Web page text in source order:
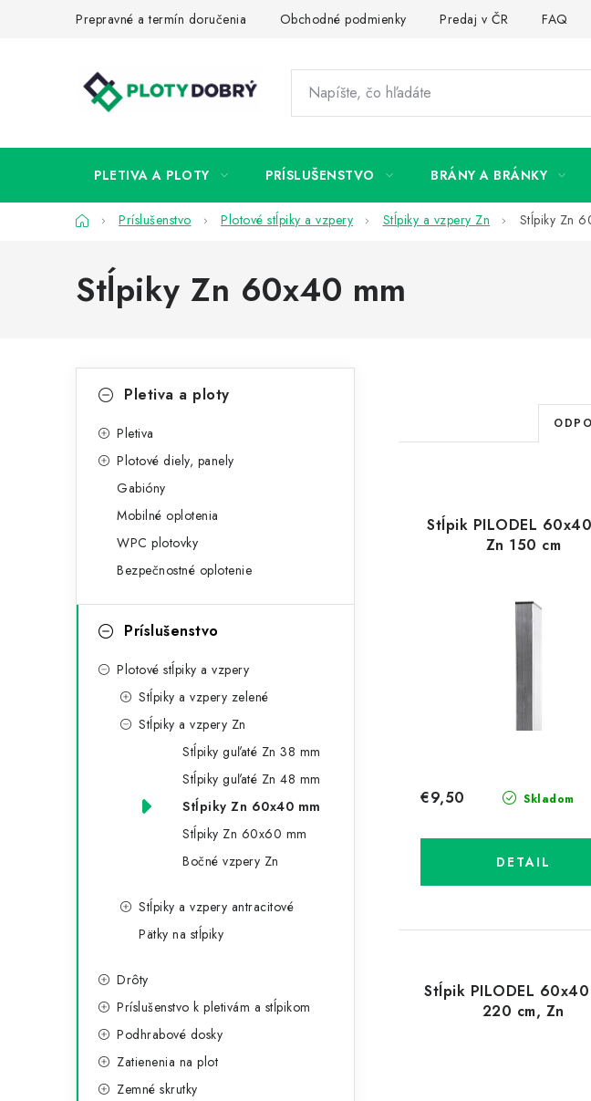
Prepravné a termín doručenia Obchodné podmienky Predaj v ČR FAQ
PLETIVA A PLOTY PRÍSLUŠENSTVO BRÁNY A BRÁNKY
DomovPríslušenstvo Plotové stĺpiky a vzpery Stĺpiky a vzpery Zn Stĺpiky Zn
Stĺpiky Zn 60x40 mm
kategóriePletiva a ploty
Pletiva
Plotové diely, panely
Gabióny
Mobilné oplotenia
WPC plotovky
Bezpečnostné oplotenie
Príslušenstvo
Plotové stĺpiky a vzpery
Stĺpiky a vzpery zelené
Stĺpiky a vzpery Zn
Stĺpiky guľaté Zn 38 mm
Stĺpiky guľaté Zn 48 mm
Stĺpiky Zn 60x40 mm
Stĺpiky Zn 60x60 mm
Bočné vzpery Zn
Stĺpiky a vzpery antracitové
Pätky na stĺpiky
Drôty
Príslušenstvo k pletivám a stĺpikom
Podhrabové dosky
Zatienenia na plot
Zemné skrutky
R
a
e
n
i
o
u
k
t
v
o
Stĺpik PILODEL
Zn 150 cm
Skladom
€9,50
DETAIL
Stĺpik PILODEL 60x40
220 cm, Zn